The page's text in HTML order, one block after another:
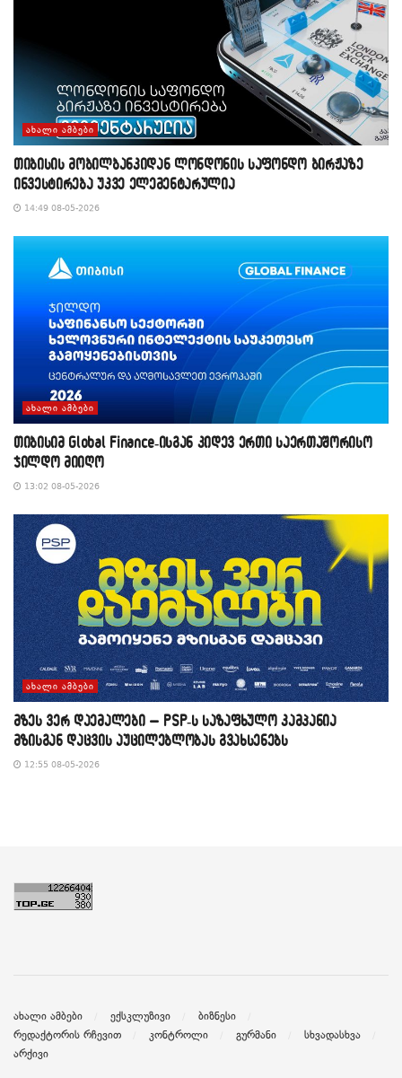
ᲐᲮᲐᲚᲘ ᲐᲛᲑᲔᲑᲘ
თიბისის მობილბანკიდან ლონდონის საფონდო ბირჟაზე
ინვესტირება უკვე ელემენტარულია
14:49 08-05-2026
ᲐᲮᲐᲚᲘ ᲐᲛᲑᲔᲑᲘ
თიბისიმ Global Finance-ისგან კიდევ ერთი საერთაშორისო
ჯილდო მიიღო
13:02 08-05-2026
ᲐᲮᲐᲚᲘ ᲐᲛᲑᲔᲑᲘ
მზეს ვერ დაემალები – PSP-ს საზაფხულო კამპანია
მზისგან დაცვის აუცილებლობას გვახსენებს
12:55 08-05-2026
ახალი ამბები ექსკლუზივი
ბიზნესი
რედაქტორის რჩევით
კონტროლი გურმანი
სხვადასხვა
არქივი